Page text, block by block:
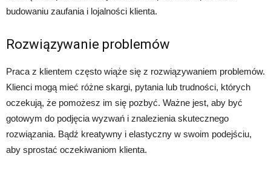
budowaniu zaufania i lojalności klienta.
Rozwiązywanie problemów
Praca z klientem często wiąże się z rozwiązywaniem problemów.
Klienci mogą mieć różne skargi, pytania lub trudności, których
oczekują, że pomożesz im się pozbyć. Ważne jest, aby być
gotowym do podjęcia wyzwań i znalezienia skutecznego
rozwiązania. Bądź kreatywny i elastyczny w swoim podejściu,
aby sprostać oczekiwaniom klienta.